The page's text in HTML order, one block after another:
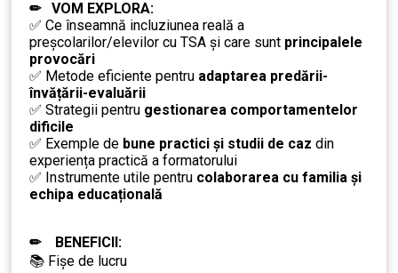
✏ VOM EXPLORA:
✅ Ce înseamnă incluziunea reală a
preșcolarilor/elevilor cu TSA și care sunt principalele
provocări
✅ Metode eficiente pentru adaptarea predării-
învățării-evaluării
✅ Strategii pentru gestionarea comportamentelor
dificile
✅ Exemple de bune practici și studii de caz din
experiența practică a formatorului
✅ Instrumente utile pentru colaborarea cu familia și
echipa educațională
✏ BENEFICII:
📚 Fișe de lucru